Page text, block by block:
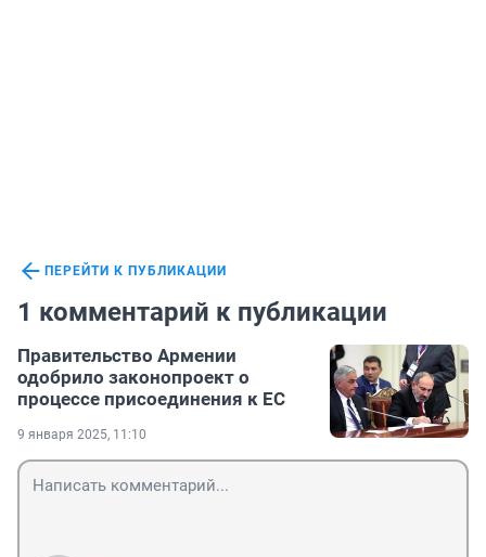
ПЕРЕЙТИ К ПУБЛИКАЦИИ
1 комментарий к публикации
Правительство Армении
одобрило законопроект о
процессе присоединения к ЕС
9 января 2025, 11:10